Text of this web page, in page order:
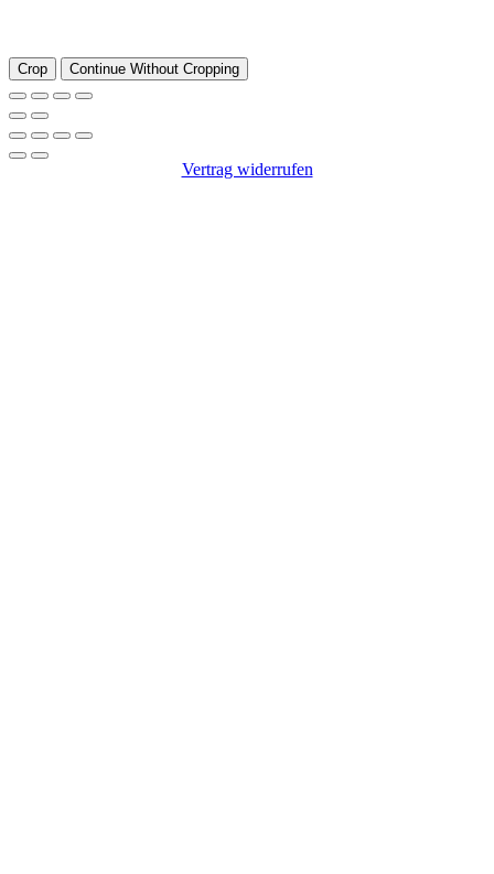
Crop Continue Without Cropping
Vertrag widerrufen